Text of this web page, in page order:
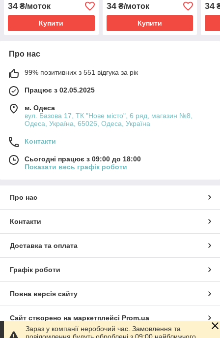
34 ₴/моток
Купити
34₴/моток
Купити
34
Про нас
99% позитивних з 551 відгука за рік
Працює з 02.05.2025
м. Одеса
вул. Базова 17, ТК "Нове місто", 6 ряд, магазин №8,
Одеса, Україна, 65026, Одеса, Україна
Контакти
Сьогодні працює з 09:00 до 18:00
Показати весь графік роботи
Про нас
Контакти
Доставка та оплата
Графік роботи
Повна версія сайту
Сайт створено на маркетплейсі Prom.ua
Зараз у компанії неробочий час. Замовлення та